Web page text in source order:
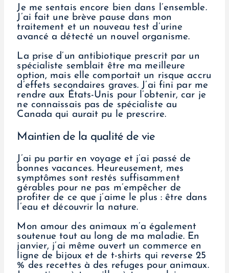
Je me sentais encore bien dans l’ensemble.
J’ai fait une brève pause dans mon
traitement et un nouveau test d’urine
avancé a détecté un nouvel organisme.
La prise d’un antibiotique prescrit par un
spécialiste semblait être ma meilleure
option, mais elle comportait un risque accru
d’effets secondaires graves. J’ai fini par me
rendre aux États-Unis pour l’obtenir, car je
ne connaissais pas de spécialiste au
Canada qui aurait pu le prescrire.
Maintien de la qualité de vie
J’ai pu partir en voyage et j’ai passé de
bonnes vacances. Heureusement, mes
symptômes sont restés suffisamment
gérables pour ne pas m’empêcher de
profiter de ce que j’aime le plus : être dans
l’eau et découvrir la nature.
Mon amour des animaux m’a également
soutenue tout au long de ma maladie. En
janvier, j’ai même ouvert un commerce en
ligne de bijoux et de t-shirts qui reverse 25
% des recettes à des refuges pour animaux.